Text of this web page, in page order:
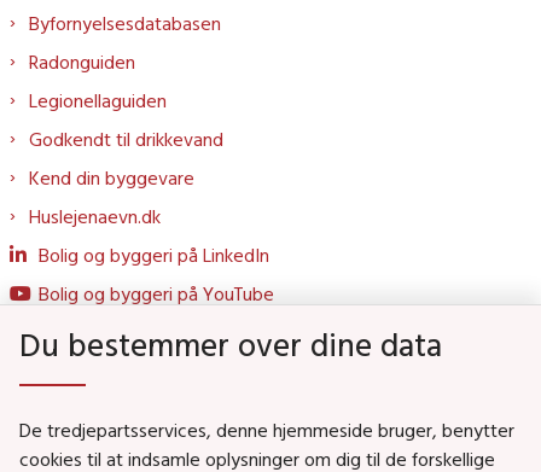
Byfornyelsesdatabasen
Radonguiden
Legionellaguiden
Godkendt til drikkevand
Kend din byggevare
Huslejenaevn.dk
Bolig og byggeri på LinkedIn
Bolig og byggeri på YouTube
Social- og Boligministeriet
Du bestemmer over dine data
De tredjepartsservices, denne hjemmeside bruger, benytter
cookies til at indsamle oplysninger om dig til de forskellige